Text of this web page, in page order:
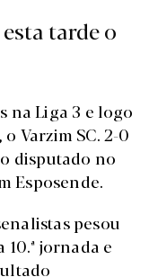
tarde o
na Liga 3 e logo
Varzim SC. 2-0
disputado no
Esposende.
pesou
jornada e